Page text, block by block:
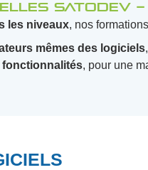
les niveaux, nos
mêmes des logiciels
fonctionnalités, pour une